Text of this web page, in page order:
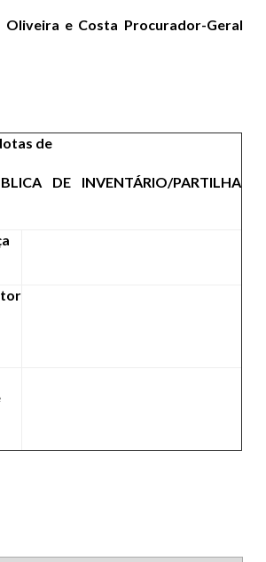
Oliveira e Costa Procurador-Geral
Notas de
DE INVENTÁRIO/PARTILHA